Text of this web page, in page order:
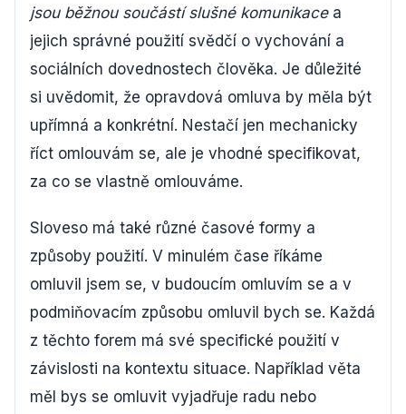
jsou běžnou součástí slušné komunikacea
jejich správné použití svědčí o vychování a
sociálních dovednostech člověka. Je důležité
si uvědomit, že opravdová omluva by měla být
upřímná a konkrétní. Nestačí jen mechanicky
říct omlouvám se, ale je vhodné specifikovat,
za co se vlastně omlouváme.
Sloveso má také různé časové formy a
způsoby použití. V minulém čase říkáme
omluvil jsem se, v budoucím omluvím se a v
podmiňovacím způsobu omluvil bych se. Každá
z těchto forem má své specifické použití v
závislosti na kontextu situace. Například věta
měl bys se omluvit vyjadřuje radu nebo